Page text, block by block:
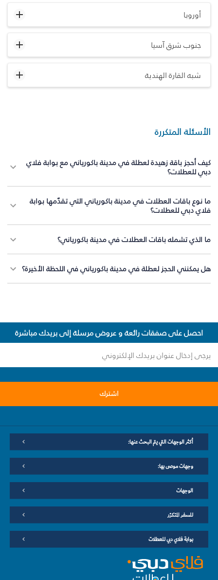
أوروبا
جنوب شرق آسيا
شبه القارة الهندية
الأسئلة المتكررة
كيف أحجز باقة زهيدة لعطلة في مدينة باكورياني مع بوابة فلاي
دبي للعطلات؟
ما نوع باقات العطلات في مدينة باكورياني التي تقدّمها بوابة
فلاي دبي للعطلات؟
ما الذي تشمله باقات العطلات في مدينة باكورياني؟
هل يمكنني الحجز لعطلة في مدينة باكورياني في اللحظة الأخيرة؟
احصل على صفقات رائعة و عروض مرسلة إلى بريدك مباشرة
اشترك
أكثر الوجهات التي يتم البحث عنها:
وجهات موصى بها:
الوجهات
للسفر المتكرّر
بوابة فلاي دبي للعطلات